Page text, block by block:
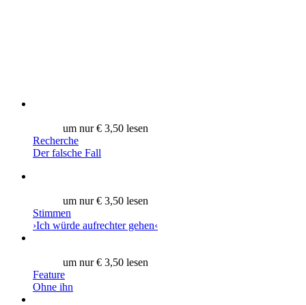
um nur € 3,50 lesen
Recherche
Der falsche Fall
um nur € 3,50 lesen
Stimmen
›Ich würde aufrechter gehen‹
um nur € 3,50 lesen
Feature
Ohne ihn